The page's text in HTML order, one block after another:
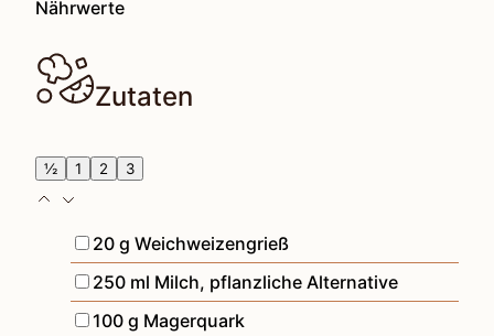
Nährwerte
Zutaten
½ 1 2 3
▢
20 g Weichweizengrieß
▢
250 ml Milch, pflanzliche Alternative
▢
100 g Magerquark